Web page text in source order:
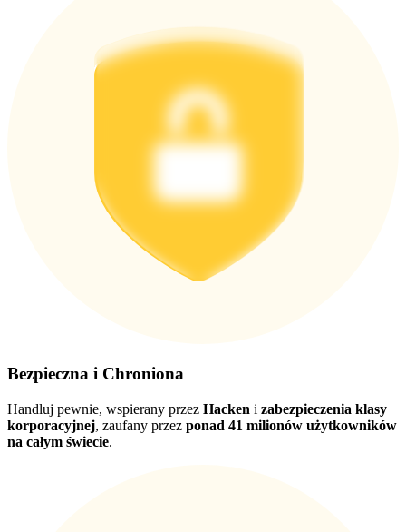
Polski
Bezpieczna i Chroniona
Handluj pewnie, wspierany przez Hacken i zabezpieczenia klasy
korporacyjnej, zaufany przez ponad 41 milionów użytkowników
na całym świecie.